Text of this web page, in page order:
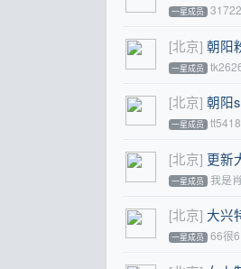
一星成员
[北京] 朝阳
一星成员
[北京] 朝阳
一星成员
[北京] 更新
一星成员 我是
[北京] 大兴
一星成员 66很6